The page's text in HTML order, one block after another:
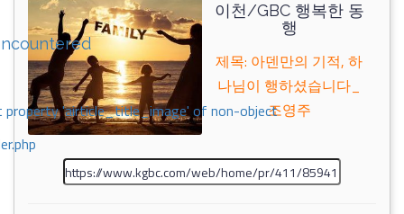
property 'airticle_title_image' of non-object
이천/GBC 행복한 동
행
제목: 아덴만의 기적, 하
나님이 행하셨습니다_
조영주